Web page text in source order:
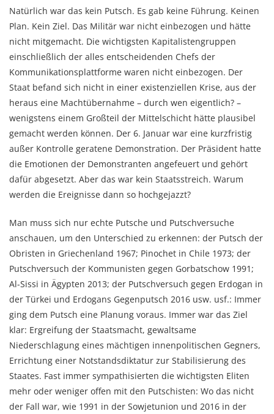
Natürlich war das kein Putsch. Es gab keine Führung. Keinen
Plan. Kein Ziel. Das Militär war nicht einbezogen und hätte
nicht mitgemacht. Die wichtigsten Kapitalistengruppen
einschließlich der alles entscheidenden Chefs der
Kommunikationsplattforme waren nicht einbezogen. Der
Staat befand sich nicht in einer existenziellen Krise, aus der
heraus eine Machtübernahme – durch wen eigentlich? –
wenigstens einem Großteil der Mittelschicht hätte plausibel
gemacht werden können. Der 6. Januar war eine kurzfristig
außer Kontrolle geratene Demonstration. Der Präsident hatte
die Emotionen der Demonstranten angefeuert und gehört
dafür abgesetzt. Aber das war kein Staatsstreich. Warum
werden die Ereignisse dann so hochgejazzt?
Man muss sich nur echte Putsche und Putschversuche
anschauen, um den Unterschied zu erkennen: der Putsch der
Obristen in Griechenland 1967; Pinochet in Chile 1973; der
Putschversuch der Kommunisten gegen Gorbatschow 1991;
Al-Sissi in Ägypten 2013; der Putschversuch gegen Erdogan in
der Türkei und Erdogans Gegenputsch 2016 usw. usf.: Immer
ging dem Putsch eine Planung voraus. Immer war das Ziel
klar: Ergreifung der Staatsmacht, gewaltsame
Niederschlagung eines mächtigen innenpolitischen Gegners,
Errichtung einer Notstandsdiktatur zur Stabilisierung des
Staates. Fast immer sympathisierten die wichtigsten Eliten
mehr oder weniger offen mit den Putschisten: Wo das nicht
der Fall war, wie 1991 in der Sowjetunion und 2016 in der